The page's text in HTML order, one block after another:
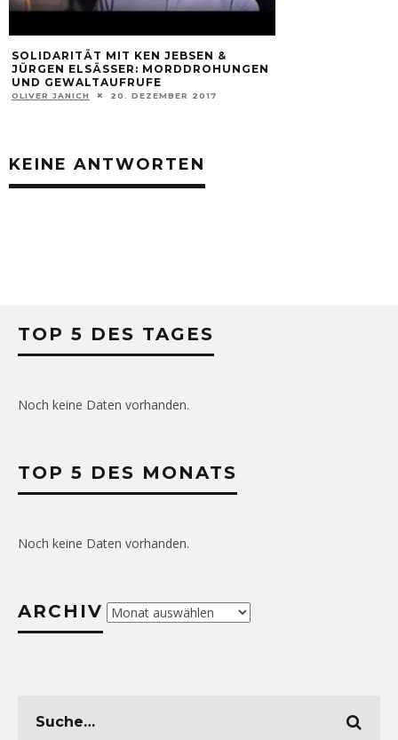
SOLIDARITÄT MIT KEN JEBSEN &
JÜRGEN ELSÄSSER: MORDDROHUNGEN
UND GEWALTAUFRUFE
OLIVER JANICH 20. DEZEMBER 2017
KEINE ANTWORTEN
TOP 5 DES TAGES
Noch keine Daten vorhanden.
TOP 5 DES MONATS
Noch keine Daten vorhanden.
ARCHIV Archiv